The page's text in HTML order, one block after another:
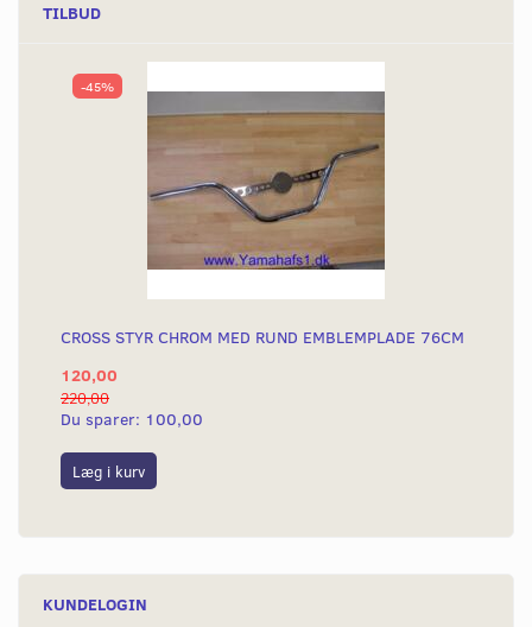
TILBUD
-45%
CROSS STYR CHROM MED RUND EMBLEMPLADE 76CM
120,00
220,00
Du sparer: 100,00
Læg i kurv
KUNDELOGIN